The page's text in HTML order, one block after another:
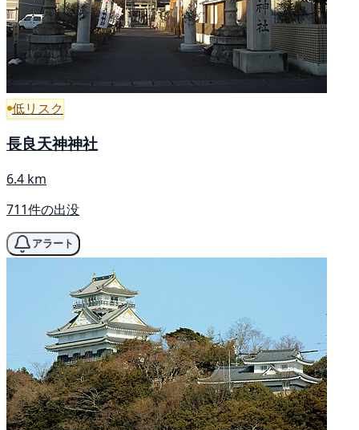
低リスク
長良天神神社
6.4 km
711件の出没
アラート